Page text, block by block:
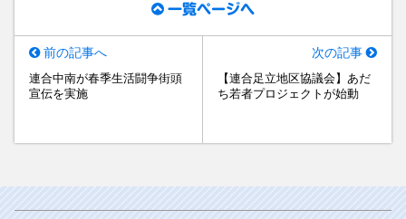
一覧ページへ
前の記事へ
連合中南が春季生活闘争街頭
宣伝を実施
次の記事
【連合足立地区協議会】あだ
ち若者プロジェクトが始動